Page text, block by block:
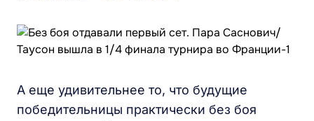
А еще удивительнее то, что будущие
победительницы практически без боя